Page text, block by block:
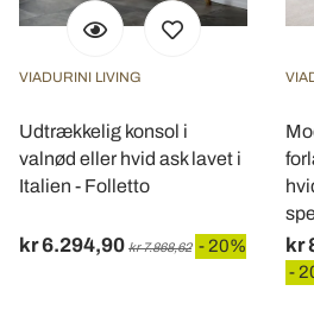
VIADURINI LIVING
Udtrækkelig konsol i
valnød eller hvid ask lavet i
Italien - Folletto
kr 6.294,90 kr 7.868,62 - 20% kr
-